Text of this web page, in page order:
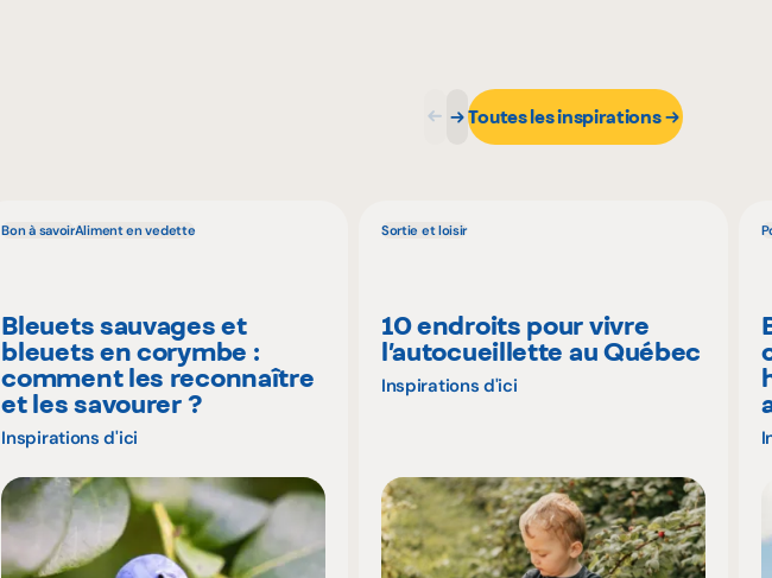
Toutes les inspirations
Bon à savoirAliment en vedette
Bleuets sauvages et
bleuets en corymbe :
comment les reconnaître
et les savourer ?
Inspirations d'ici
Sortie et loisir
10 endroits pour vivre
l’autocueillette au Québec
Inspirations d'ici